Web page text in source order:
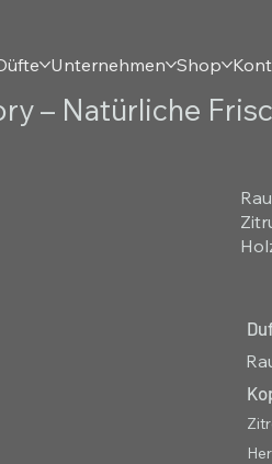
Unternehmen Shop
– Natürliche